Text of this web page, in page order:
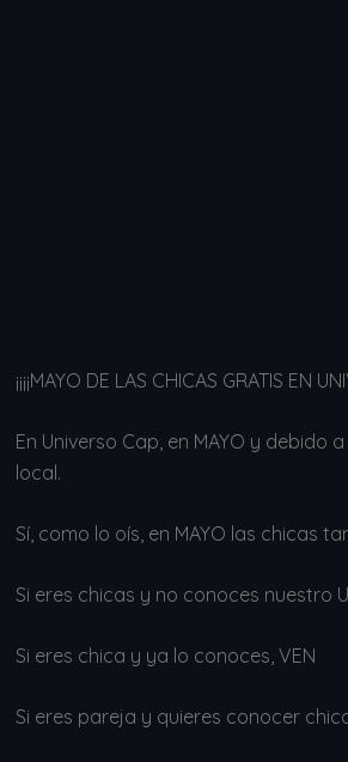
¡¡¡¡MAYO DE LAS CHICAS GRATIS EN
En Universo Cap, en MAYO y
local.
Sí, como lo oís, en MAYO las chicas
Si eres chicas y no conoces nuestro
Si eres chica y ya lo conoces, VEN
Si eres pareja y quieres conocer